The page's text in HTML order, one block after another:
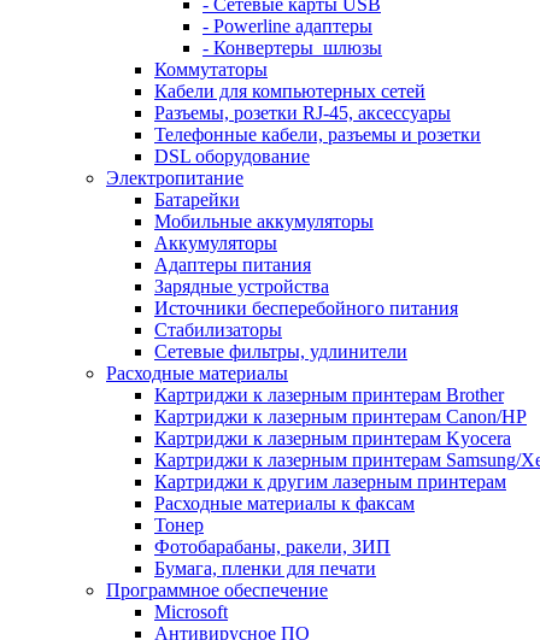
- Сетевые карты USB
- Powerline адаптеры
- Конвертеры_шлюзы
Коммутаторы
Кабели для компьютерных сетей
Разъемы, розетки RJ-45, аксессуары
Телефонные кабели, разъемы и розетки
DSL оборудование
Электропитание
Батарейки
Мобильные аккумуляторы
Аккумуляторы
Адаптеры питания
Зарядные устройства
Источники бесперебойного питания
Стабилизаторы
Сетевые фильтры, удлинители
Расходные материалы
Картриджи к лазерным принтерам Brother
Картриджи к лазерным принтерам Canon/HP
Картриджи к лазерным принтерам Kyocera
Картриджи к лазерным принтерам Samsung/
Картриджи к другим лазерным принтерам
Расходные материалы к факсам
Тонер
Фотобарабаны, ракели, ЗИП
Бумага, пленки для печати
Программное обеспечение
Microsoft
Антивирусное ПО